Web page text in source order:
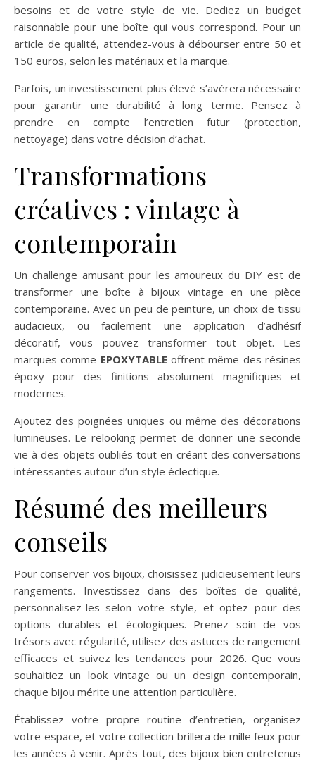
besoins et de votre style de vie. Dediez un budget
raisonnable pour une boîte qui vous correspond. Pour un
article de qualité, attendez-vous à débourser entre 50 et
150 euros, selon les matériaux et la marque.
Parfois, un investissement plus élevé s’avérera nécessaire
pour garantir une durabilité à long terme. Pensez à
prendre en compte l’entretien futur (protection,
nettoyage) dans votre décision d’achat.
Transformations
créatives : vintage à
contemporain
Un challenge amusant pour les amoureux du DIY est de
transformer une boîte à bijoux vintage en une pièce
contemporaine. Avec un peu de peinture, un choix de tissu
audacieux, ou facilement une application d’adhésif
décoratif, vous pouvez transformer tout objet. Les
marques comme EPOXYTABLE offrent même des résines
époxy pour des finitions absolument magnifiques et
modernes.
Ajoutez des poignées uniques ou même des décorations
lumineuses. Le relooking permet de donner une seconde
vie à des objets oubliés tout en créant des conversations
intéressantes autour d’un style éclectique.
Résumé des meilleurs
conseils
Pour conserver vos bijoux, choisissez judicieusement leurs
rangements. Investissez dans des boîtes de qualité,
personnalisez-les selon votre style, et optez pour des
options durables et écologiques. Prenez soin de vos
trésors avec régularité, utilisez des astuces de rangement
efficaces et suivez les tendances pour 2026. Que vous
souhaitiez un look vintage ou un design contemporain,
chaque bijou mérite une attention particulière.
Établissez votre propre routine d’entretien, organisez
votre espace, et votre collection brillera de mille feux pour
les années à venir. Après tout, des bijoux bien entretenus